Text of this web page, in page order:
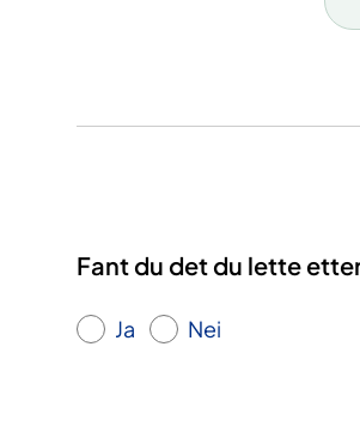
Fant du det du lette
Ja Nei